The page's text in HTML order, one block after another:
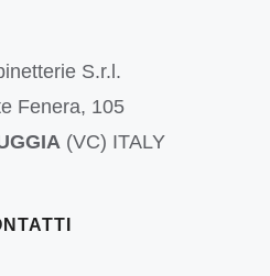
S.r.l.
Fenera, 105
(VC) ITALY